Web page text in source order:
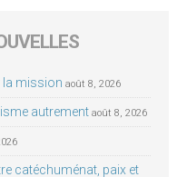
la mission août 8, 2026
autrement août 8, 2026
catéchuménat, paix et